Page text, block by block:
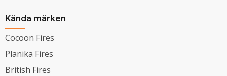
Kända märken
Cocoon Fires
Planika Fires
British Fires